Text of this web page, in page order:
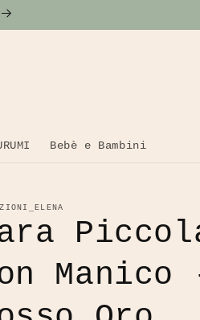
Bebè e Bambini
Manico